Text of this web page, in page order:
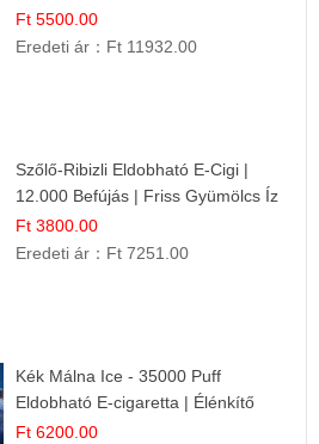
Gyümölcs Élmény!
Ft 5500.00
Eredeti ár： Ft 11932.00
Szőlő-Ribizli Eldobható E-Cigi |
12.000 Befújás | Friss Gyümölcs Íz
Ft 3800.00
Eredeti ár： Ft 7251.00
Kék Málna Ice - 35000 Puff
Eldobható E-cigaretta | Élénkítő
Gyümölcsös Frissesség!
Ft 6200.00